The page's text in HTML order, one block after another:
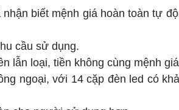
biết mệnh giá hoàn toàn tự
cầu sử dụng.
lẫn loại, tiền không cùng mệnh
ngoại, với 14 cặp đèn led có